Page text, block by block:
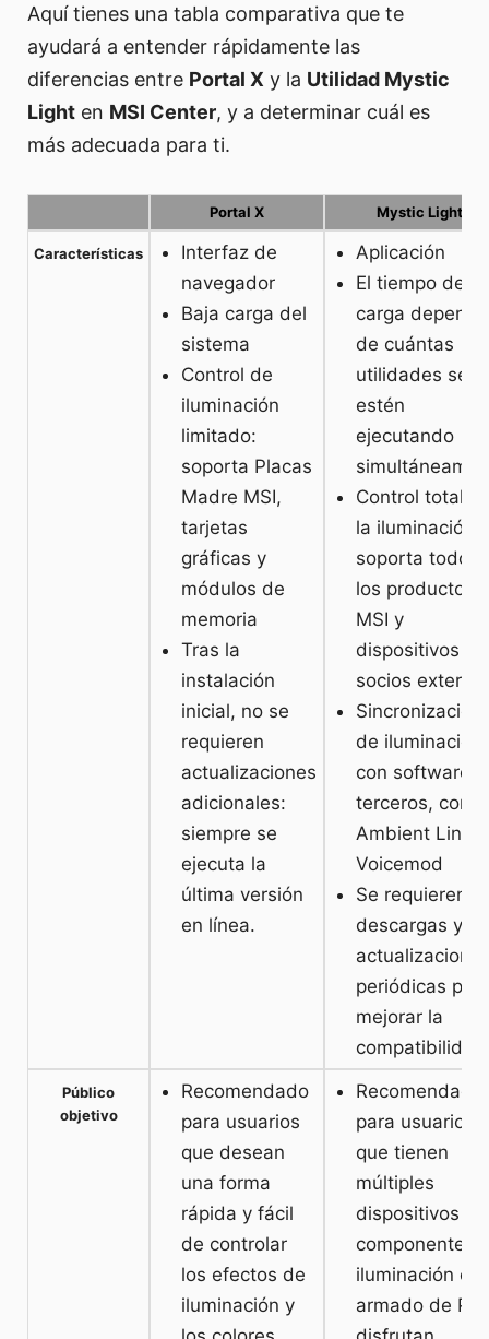
Aquí tienes una tabla comparativa que te
ayudará a entender rápidamente las
diferencias entre Portal X y la Utilidad Mystic
Light en MSI Center, y a determinar cuál es
más adecuada para ti.
Portal X Mystic Light
Características
Interfaz de
navegador
Baja carga del
sistema
Control de
iluminación
limitado:
soporta Placas
Madre MSI,
tarjetas
gráficas y
módulos de
memoria
Tras la
instalación
inicial, no se
requieren
actualizaciones
adicionales:
siempre se
ejecuta la
última versión
en línea.
Aplicación
El tiempo de
carga depende
de cuántas
utilidades se
estén
ejecutando
Control total
la iluminación:
soporta todos
los productos
MSI y
dispositivos de
socios
Sincronización
de iluminación
con software
terceros, como
Ambient Link y
Voicemod
Se requieren
descargas y
periódicas
mejorar la
compatibilidad
Público
objetivo
Recomendado
para usuarios
que desean
una forma
rápida y fácil
de controlar
los efectos de
iluminación y
Recomendado
para usuarios
que tienen
múltiples
dispositivos y
componentes
iluminación en
armado de PC